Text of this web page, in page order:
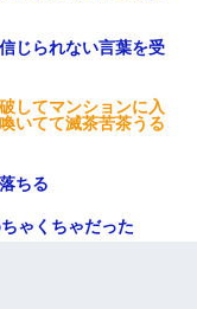
じられない言葉を受
してマンションに入
いてて滅茶苦茶うる
ちる
ゃくちゃだった